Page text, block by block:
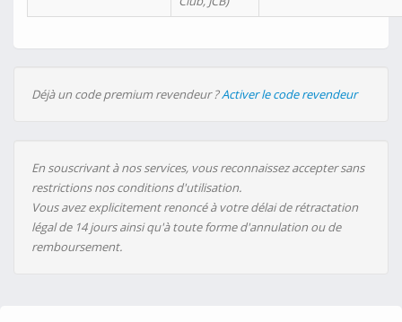
Déjà un code premium revendeur ?Activer le code revendeur
En souscrivant à nos services, vous reconnaissez accepter sans
restrictions nos conditions d'utilisation.
Vous avez explicitement renoncé à votre délai de rétractation
légal de 14 jours ainsi qu'à toute forme d'annulation ou de
remboursement.